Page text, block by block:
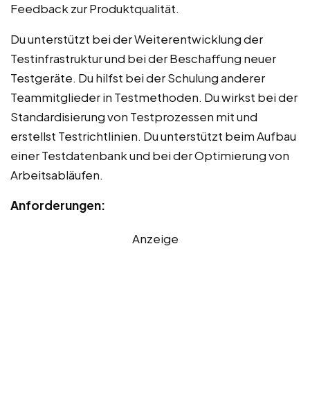
Feedback zur Produktqualität.
Du unterstützt bei der Weiterentwicklung der
Testinfrastruktur und bei der Beschaffung neuer
Testgeräte. Du hilfst bei der Schulung anderer
Teammitglieder in Testmethoden. Du wirkst bei der
Standardisierung von Testprozessen mit und
erstellst Testrichtlinien. Du unterstützt beim Aufbau
einer Testdatenbank und bei der Optimierung von
Arbeitsabläufen.
Anforderungen:
Anzeige